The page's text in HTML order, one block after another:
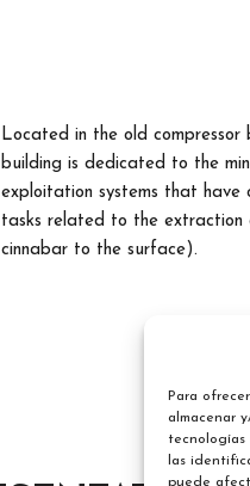
Para
almacenar
tecnologías
las
puede
Located in the old compressor
building is dedicated to the
exploitation systems that have
tasks related to the extraction
cinnabar to the surface).